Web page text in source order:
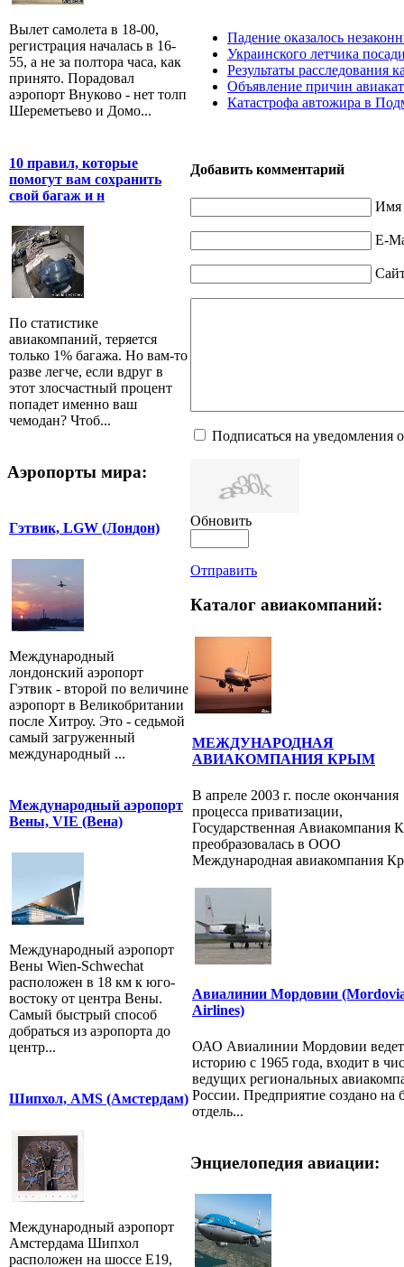
Вылет самолета в 18-00,
регистрация началась в 16-
55, а не за полтора часа, как
принято. Порадовал
аэропорт Внуково - нет толп
Шереметьево и Домо...
10 правил, которые
помогут вам сохранить
свой багаж и н
По статистике
авиакомпаний, теряется
только 1% багажа. Но вам-то
разве легче, если вдруг в
этот злосчастный процент
попадет именно ваш
чемодан? Чтоб...
Аэропорты мира:
Гэтвик, LGW (Лондон)
Международный
лондонский аэропорт
Гэтвик - второй по величине
аэропорт в Великобритании
после Хитроу. Это - седьмой
самый загруженный
международный ...
Международный аэропорт
Вены, VIE (Вена)
Международный аэропорт
Вены Wien-Schwechat
расположен в 18 км к юго-
востоку от центра Вены.
Самый быстрый способ
добраться из аэропорта до
центр...
Шипхол, AMS (Амстердам)
Международный аэропорт
Амстердама Шипхол
расположен на шоссе E19,
Падение оказалось
Украинского летчика
Результаты расследования
Объявление причин
Катастрофа автожира в
Добавить комментарий
Имя
E-
Подписаться на уведомления
Обновить
Отправить
Каталог авиакомпаний:
МЕЖДУНАРОДНАЯ
АВИАКОМПАНИЯ КРЫМ
В апреле 2003 г. после окончания
процесса приватизации,
Государственная Авиакомпания
преобразовалась в ООО
Международная авиакомпания
Авиалинии Мордовии
Airlines)
ОАО Авиалинии Мордовии
историю с 1965 года, входит в
ведущих региональных
России. Предприятие создано на
отдель...
Энциелопедия авиации: